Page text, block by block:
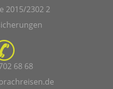
2015/2302 2
68 68